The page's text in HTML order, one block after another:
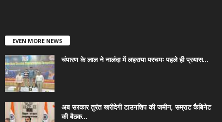
EVEN MORE NEWS
चंपारण के लाल ने नालंदा में लहराया परचमः पहले ही प्रयास...
अब सरकार तुरंत खरीदेगी टाउनशिप की जमीन, सम्राट कैबिनेट
की बैठक...